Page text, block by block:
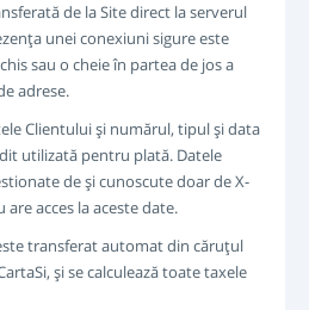
de la Site direct la serverul
unei conexiuni sigure este
sau o cheie în partea de jos a
adrese.
Clientului şi numărul, tipul şi data
utilizată pentru plată. Datele
de şi cunoscute doar de X-
are acces la aceste date.
transferat automat din căruţul
şi se calculează toate taxele